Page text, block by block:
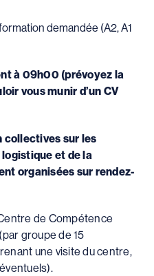
demandée (A2, A1
à 09h00 (prévoyez la
vous munir d’un CV
collectives sur les
et de la
organisées sur rendez-
de Compétence
groupe de 15
une visite du centre,